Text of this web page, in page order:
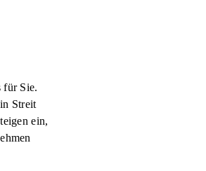
für Sie.
Streit
ein,